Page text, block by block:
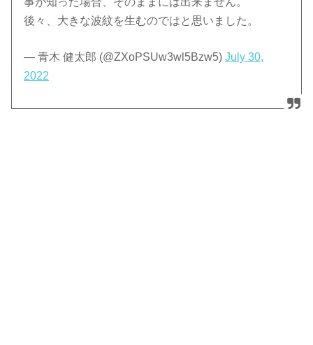
後々、大きな波紋を生むのではと思いました。
— 青木 健太郎 (@ZXoPSUw3wl5Bzw5)July 30,
2022